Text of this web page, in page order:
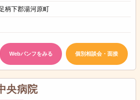
柄下郡湯河原町
Webパンフをみる 個別相談会・面接
央病院